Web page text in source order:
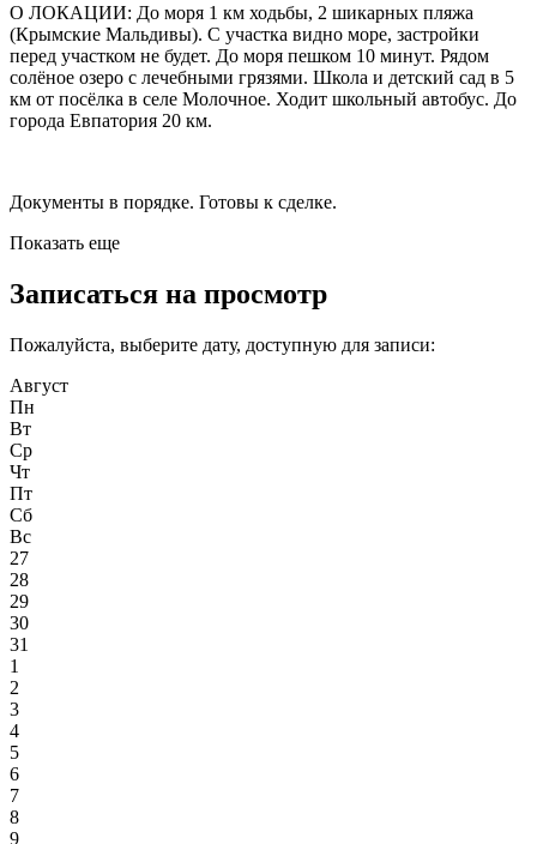
О ЛОКАЦИИ: До моря 1 км ходьбы, 2 шикарных пляжа
(Крымские Мальдивы). С участка видно море, застройки
перед участком не будет. До моря пешком 10 минут. Рядом
солёное озеро с лечебными грязями. Школа и детский сад в 5
км от посёлка в селе Молочное. Ходит школьный автобус. До
города Евпатория 20 км.
Документы в порядке. Готовы к сделке.
Показать еще
Записаться на просмотр
Пожалуйста, выберите дату, доступную для записи:
Август
Пн
Вт
Ср
Чт
Пт
Сб
Вс
27
28
29
30
31
1
2
3
4
5
6
7
8
9